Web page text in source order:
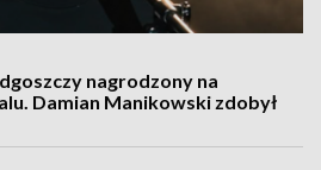
nagrodzony na
Damian Manikowski zdobył